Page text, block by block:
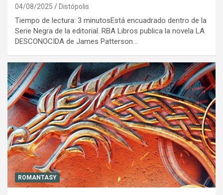
04/08/2025 Distópolis
Tiempo de lectura: 3 minutosEstá encuadrado dentro de la
Serie Negra de la editorial. RBA Libros publica la novela LA
DESCONOCIDA de James Patterson…
ROMANTASY